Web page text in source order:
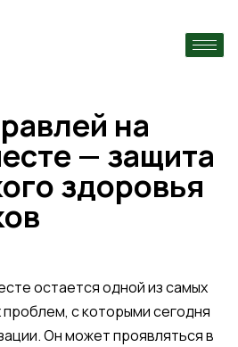
›
на
— защита
здоровья
остается одной из самых
с которыми сегодня
Он может проявляться в